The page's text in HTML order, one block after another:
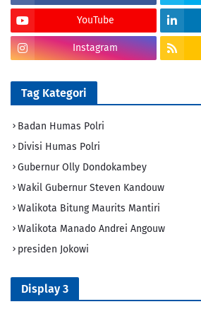
YouTube
Instagram
Tag Kategori
Badan Humas Polri
Divisi Humas Polri
Gubernur Olly Dondokambey
Wakil Gubernur Steven Kandouw
Walikota Bitung Maurits Mantiri
Walikota Manado Andrei Angouw
presiden Jokowi
Display 3